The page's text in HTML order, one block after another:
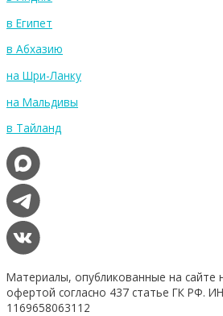
в Египет
в Абхазию
на Шри-Ланку
на Мальдивы
в Тайланд
Материалы, опубликованные на сайте
офертой согласно 437 статье ГК РФ.
1169658063112